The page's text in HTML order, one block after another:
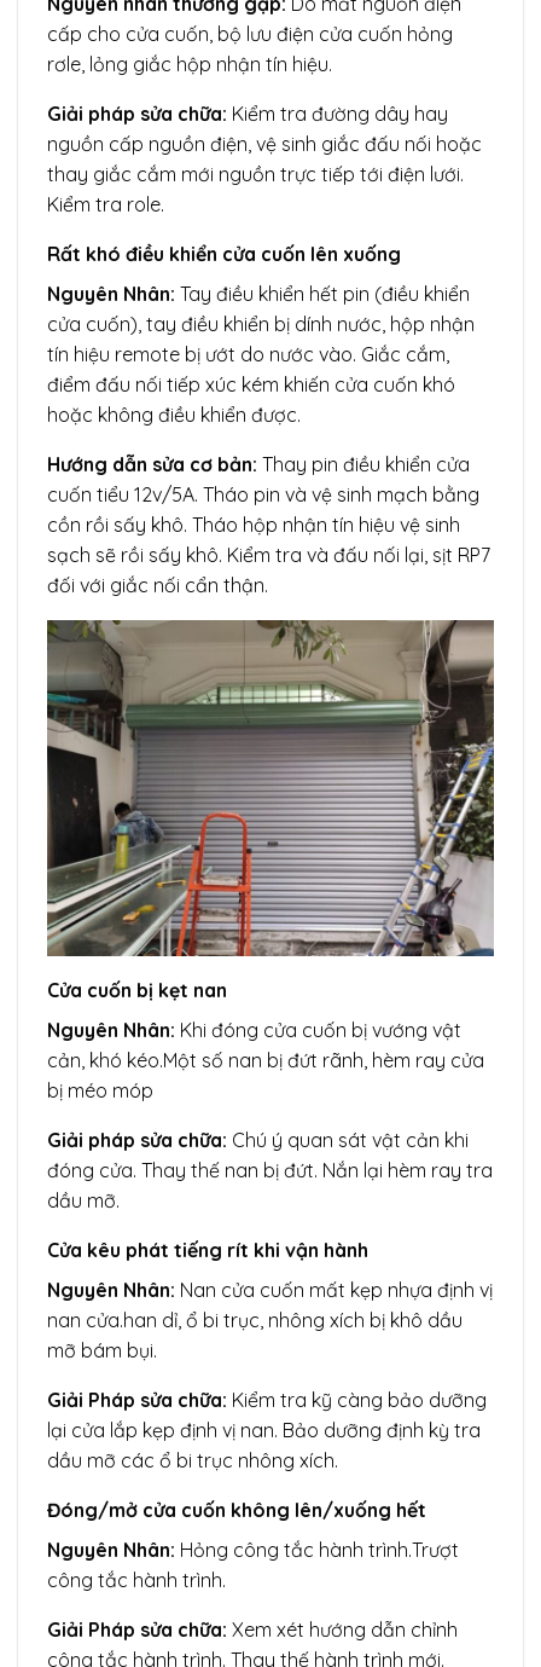
cấp cho cửa cuốn, bộ lưu điện cửa cuốn hỏng
rơle, lỏng giắc hộp nhận tín hiệu.
Giải pháp sửa chữa: Kiểm tra đường dây hay
nguồn cấp nguồn điện, vệ sinh giắc đấu nối hoặc
thay giắc cắm mới nguồn trực tiếp tới điện lưới.
Kiểm tra role.
Rất khó điều khiển cửa cuốn lên xuống
Nguyên Nhân: Tay điều khiển hết pin (điều khiển
cửa cuốn), tay điều khiển bị dính nước, hộp nhận
tín hiệu remote bị ướt do nước vào. Giắc cắm,
điểm đấu nối tiếp xúc kém khiến cửa cuốn khó
hoặc không điều khiển được.
Hướng dẫn sửa cơ bản: Thay pin điều khiển cửa
cuốn tiểu 12v/5A. Tháo pin và vệ sinh mạch bằng
cồn rồi sấy khô. Tháo hộp nhận tín hiệu vệ sinh
sạch sẽ rồi sấy khô. Kiểm tra và đấu nối lại, sịt RP7
đối với giắc nối cẩn thận.
Cửa cuốn bị kẹt nan
Nguyên Nhân: Khi đóng cửa cuốn bị vướng vật
cản, khó kéo.Một số nan bị đứt rãnh, hèm ray cửa
bị méo móp
Giải pháp sửa chữa: Chú ý quan sát vật cản khi
đóng cửa. Thay thế nan bị đứt. Nắn lại hèm ray tra
dầu mỡ.
Cửa kêu phát tiếng rít khi vận hành
Nguyên Nhân: Nan cửa cuốn mất kẹp nhựa định vị
nan cửa.han dỉ, ổ bi trục, nhông xích bị khô dầu
mỡ bám bụi.
Giải Pháp sửa chữa: Kiểm tra kỹ càng bảo dưỡng
lại cửa lắp kẹp định vị nan. Bảo dưỡng định kỳ tra
dầu mỡ các ổ bi trục nhông xích.
Đóng/mở cửa cuốn không lên/xuống hết
Nguyên Nhân: Hỏng công tắc hành trình.Trượt
công tắc hành trình.
Giải Pháp sửa chữa: Xem xét hướng dẫn chỉnh
công tắc hành trình. Thay thế hành trình mới.